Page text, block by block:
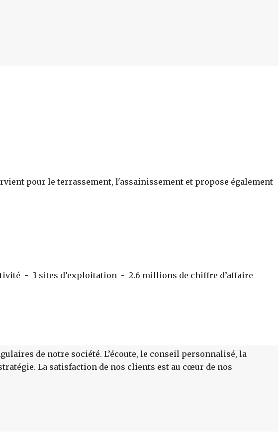
pour le terrassement, l'assainissement et propose également
- 3 sites d’exploitation - 2.6 millions de chiffre d’affaire
de notre société. L’écoute, le conseil personnalisé, la
La satisfaction de nos clients est au cœur de nos